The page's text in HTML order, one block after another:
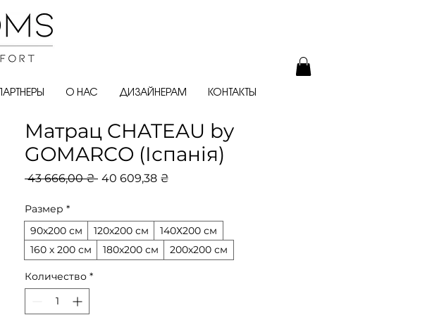
ПАРТНЕРЫ О НАС ДИЗАЙНЕРАМ КОНТАКТЫ
Матрац CHATEAU by
GOMARCO (Іспанія)
43 666,00 ₴ Обычная
40 609,38 ₴
Размер *
90х200 см
120х200 см
140Х200 см
160 х 200 см
180х200 см 200х200 см
Количество *